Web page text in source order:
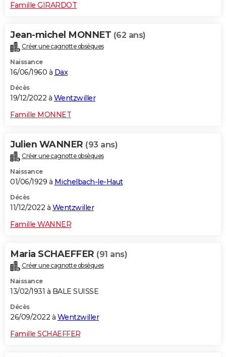
Famille GIRARDOT
Jean-michel MONNET (62 ans)
Créer une cagnotte obsèques
Naissance
16/06/1960 à Dax
Décès
19/12/2022 à Wentzwiller
Famille MONNET
Julien WANNER (93 ans)
Créer une cagnotte obsèques
Naissance
01/06/1929 à Michelbach-le-Haut
Décès
11/12/2022 à Wentzwiller
Famille WANNER
Maria SCHAEFFER (91 ans)
Créer une cagnotte obsèques
Naissance
13/02/1931 à BALE SUISSE
Décès
26/09/2022 à Wentzwiller
Famille SCHAEFFER